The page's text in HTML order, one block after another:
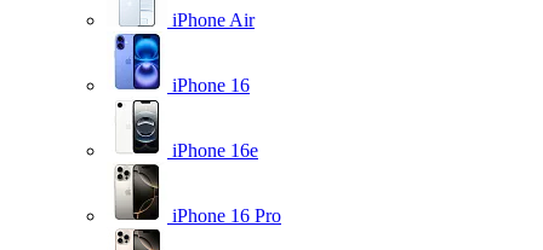
iPhone Air
iPhone 16
iPhone 16e
iPhone 16 Pro